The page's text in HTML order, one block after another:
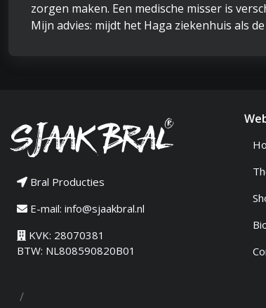
zorgen maken. Een medische misser is
Mijn advies: mijdt het Haga ziekenhuis als
Bral Producties
E-mail: info@sjaakbral.nl
KVK: 28070381
BTW: NL808590820B01
/